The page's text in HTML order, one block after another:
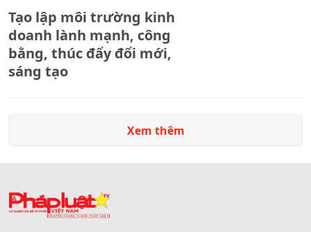
Tạo lập môi trường kinh
doanh lành mạnh, công
bằng, thúc đẩy đổi mới,
sáng tạo
Xem thêm